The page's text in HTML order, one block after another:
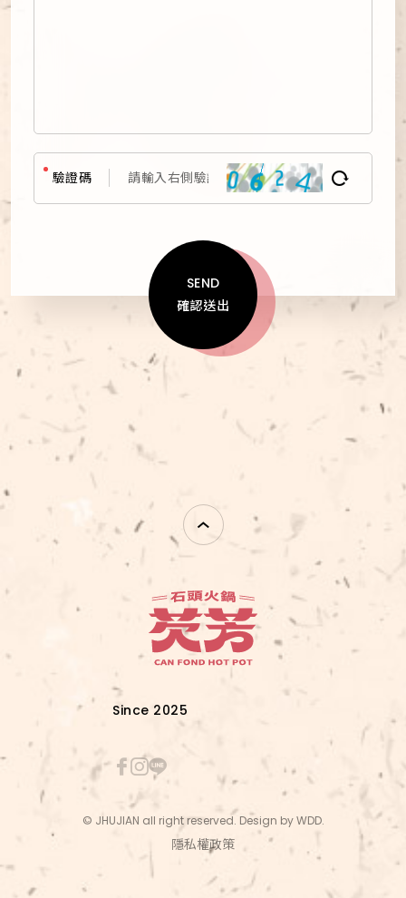
驗證碼
SEND
確認送出
Since 2025
© JHUJIAN all right reserved. Design byWDD.
隱私權政策